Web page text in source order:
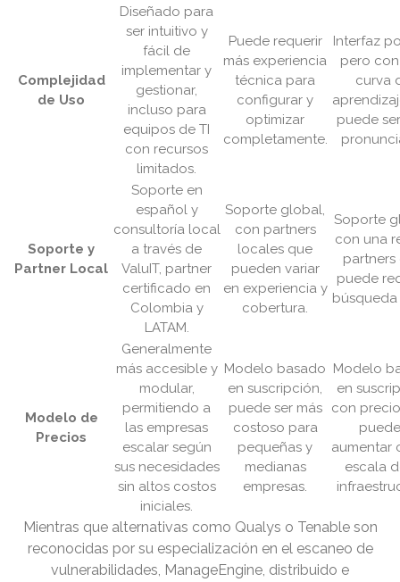
Complejidad
de Uso
Diseñado para
ser intuitivo y
fácil de
implementar y
gestionar,
incluso para
equipos de TI
con recursos
limitados.
Puede requerir
más experiencia
técnica para
configurar y
optimizar
completamente.
Interfaz
pero
curva
puede
Soporte y
Partner Local
Soporte en
español y
consultoría local
a través de
ValuIT, partner
certificado en
Colombia y
LATAM.
Soporte global,
con partners
locales que
pueden variar
en experiencia y
cobertura.
Soporte
con una
partners
puede
Modelo de
Precios
Generalmente
más accesible y
modular,
permitiendo a
las empresas
escalar según
sus necesidades
sin altos costos
iniciales.
Modelo basado
en suscripción,
puede ser más
costoso para
pequeñas y
medianas
empresas.
Modelo
en
con
aumentar
escala
Mientras que alternativas como Qualys o Tenable son
reconocidas por su especialización en el escaneo de
vulnerabilidades, ManageEngine, distribuido e